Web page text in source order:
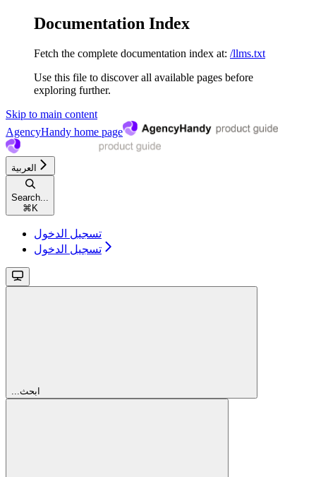
Documentation Index
Fetch the complete documentation index at: /llms.txt
Use this file to discover all available pages before
exploring further.
Skip to main content
AgencyHandy home page
العربية
Search...
⌘ K
تسجيل الدخول
تسجيل الدخول
...ابحث